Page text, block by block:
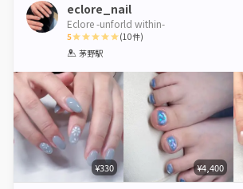
eclore_nail
Eclore -unforld within-
5
1 2 3 4
(10件)
茅野駅
¥330 ¥4,400